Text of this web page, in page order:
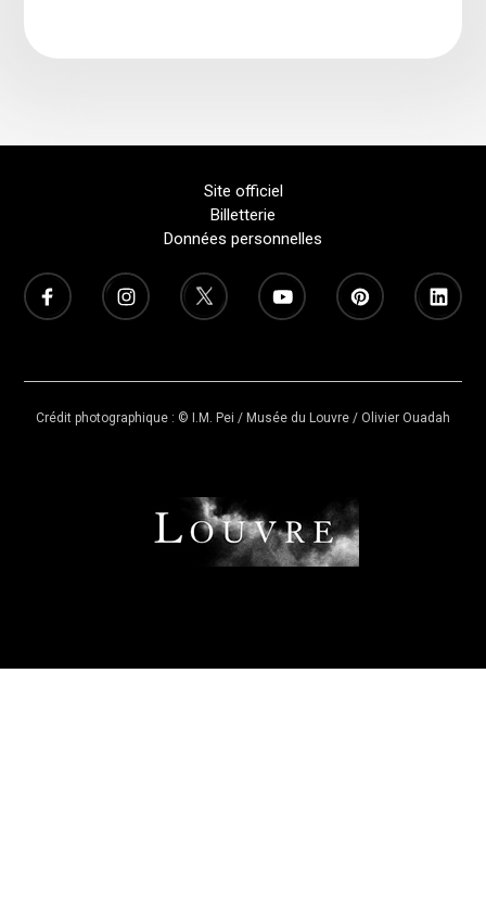
Site officiel
Billetterie
Données personnelles
Crédit photographique : © I.M. Pei / Musée du Louvre / Olivier Ouadah